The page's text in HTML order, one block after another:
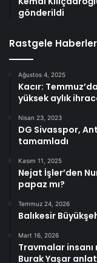
gönderildi
Rastgele Haberler
Ağustos 4, 2025
Kacır:
yüksek aylık
Nisan 23, 2023
DG Sivasspor,
tamamladı
Kasım 11, 2025
Nejat İşler’den
papaz mı?
Temmuz 24, 2026
Balıkesir
Mart 16, 2026
Travmalar
Burak Yaşar